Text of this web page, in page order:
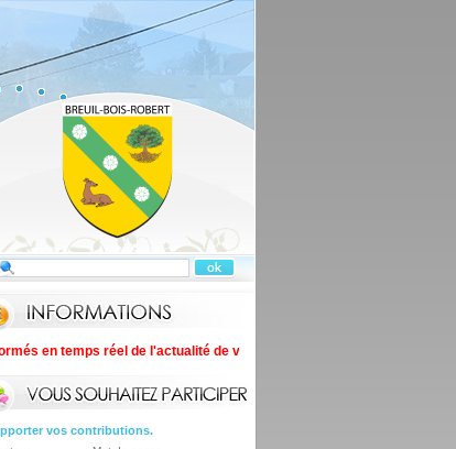
en temps réel de l'actualité de votre commune en téléchargeant
vos contributions.